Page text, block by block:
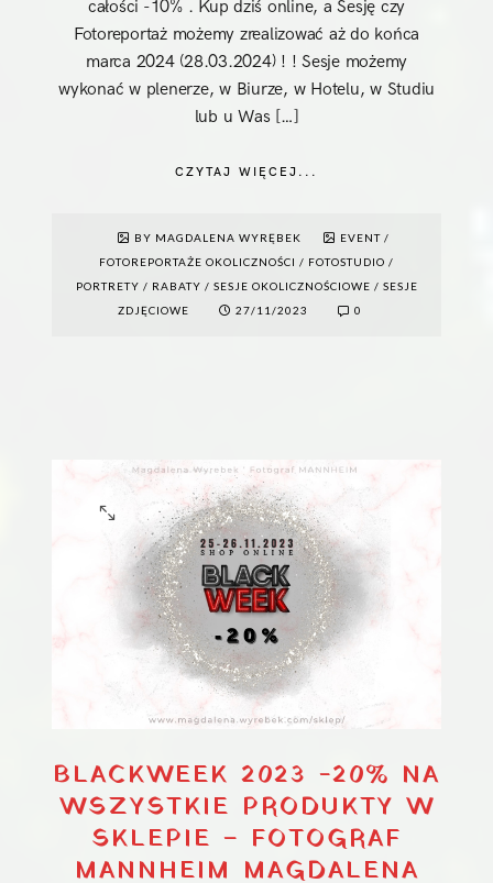
całości -10% . Kup dziś online, a Sesję czy
Fotoreportaż możemy zrealizować aż do końca
marca 2024 (28.03.2024) ! ! Sesje możemy
wykonać w plenerze, w Biurze, w Hotelu, w Studiu
lub u Was […]
CZYTAJ WIĘCEJ...
BY MAGDALENA WYRĘBEK EVENT/
FOTOREPORTAŻE OKOLICZNOŚCI / FOTOSTUDIO /
PORTRETY / RABATY / SESJE OKOLICZNOŚCIOWE / SESJE
ZDJĘCIOWE
27/11/2023 0
BLACKWEEK 2023 -20% NA
WSZYSTKIE PRODUKTY W
SKLEPIE – FOTOGRAF
MANNHEIM MAGDALENA